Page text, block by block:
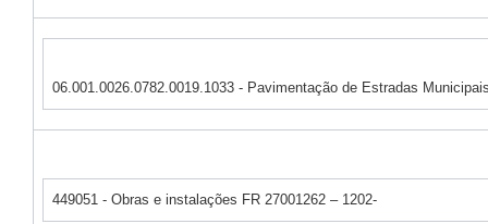
06.001.0026.0782.0019.1033 - Pavimentação de Estradas
449051 - Obras e instalações FR 27001262 – 1202-